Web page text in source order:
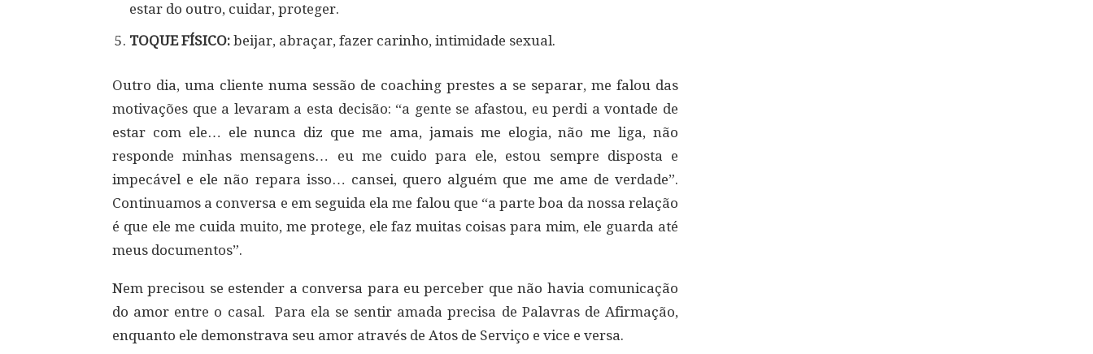
estar do outro, cuidar, proteger.
TOQUE FÍSICO: beijar, abraçar, fazer carinho, intimidade sexual.
Outro dia, uma cliente numa sessão de coaching prestes a se separar, me falou das
motivações que a levaram a esta decisão: “a gente se afastou, eu perdi a vontade de
estar com ele… ele nunca diz que me ama, jamais me elogia, não me liga, não
responde minhas mensagens… eu me cuido para ele, estou sempre disposta e
impecável e ele não repara isso… cansei, quero alguém que me ame de verdade”.
Continuamos a conversa e em seguida ela me falou que “a parte boa da nossa relação
é que ele me cuida muito, me protege, ele faz muitas coisas para mim, ele guarda até
meus documentos”.
Nem precisou se estender a conversa para eu perceber que não havia comunicação
do amor entre o casal. Para ela se sentir amada precisa de Palavras de Afirmação,
enquanto ele demonstrava seu amor através de Atos de Serviço e vice e versa.